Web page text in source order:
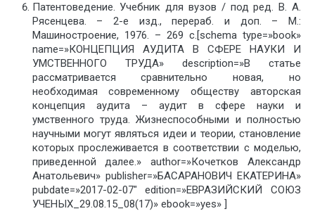
Патентоведение. Учебник для вузов / под ред. В. А.
Рясенцева. – 2-е изд., перераб. и доп. – М.:
Машиностроение, 1976. – 269 с.[schema type=»book»
name=»КОНЦЕПЦИЯ АУДИТА В СФЕРЕ НАУКИ И
УМСТВЕННОГО ТРУДА» description=»В статье
рассматривается сравнительно новая, но
необходимая современному обществу авторская
концепция аудита – аудит в сфере науки и
умственного труда. Жизнеспособными и полностью
научными могут являться идеи и теории, становление
которых прослеживается в соответствии с моделью,
приведенной далее.» author=»Кочетков Александр
Анатольевич» publisher=»БАСАРАНОВИЧ ЕКАТЕРИНА»
pubdate=»2017-02-07″ edition=»ЕВРАЗИЙСКИЙ СОЮЗ
УЧЕНЫХ_29.08.15_08(17)» ebook=»yes» ]